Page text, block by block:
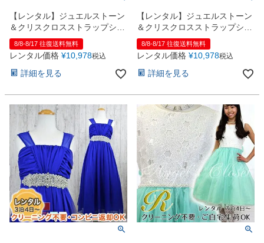
【レンタル】ジュエルストーン
＆クリスクロスストラップシフ
ォンドレス(JK3556)バーガンデ
ィー
8/8-8/17 往復送料無料
レンタル価格 ¥10,978税込
詳細を見る
【レンタル】ジュエルストーン
＆クリスクロスストラップシフ
ォンドレス(JK3556)ロイヤルブ
ルー
8/8-8/17 往復送料無料
レンタル価格 ¥10,978税込
詳細を見る